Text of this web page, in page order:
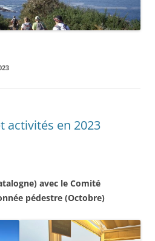
activités en 2023
avec le Comité
pédestre (Octobre)